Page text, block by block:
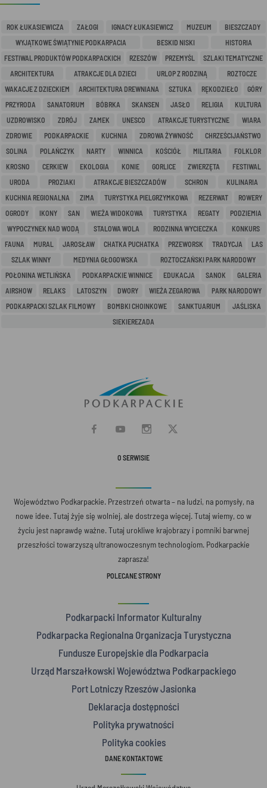
ROK ŁUKASIEWICZA ZAŁOGI IGNACY ŁUKASIEWICZ MUZEUM
BIESZCZADY
WYJĄTKOWE ŚWIĄTYNIE PODKARPACIA
BESKID NISKI
HISTORIA
FESTIWAL PRODUKTÓW PODKARPACKICH
RZESZÓW PRZEMYŚL
SZLAKI TEMATYCZNE
ARCHITEKTURA
ATRAKCJE DLA DZIECI URLOP Z RODZINĄ
ROZTOCZE
WAKACJE Z DZIECKIEM
ARCHITEKTURA DREWNIANA SZTUKA RĘKODZIEŁO
GÓRY
PRZYRODA
SANATORIUM BÓBRKA SKANSEN JASŁO RELIGIA
KULTURA
UZDROWISKO
ZDRÓJ ZAMEK UNESCO ATRAKCJE TURYSTYCZNE
WIARA
ZDROWIE
PODKARPACKIE KUCHNIA ZDROWA ŻYWNOŚĆ
CHRZEŚCIJAŃSTWO
SOLINA
POLAŃCZYK NARTY WINNICA KOŚCIÓŁ MILITARIA
FOLKLOR
KROSNO
CERKIEW EKOLOGIA KONIE GORLICE ZWIERZĘTA
FESTIWAL
URODA
PROZIAKI ATRAKCJE BIESZCZADÓW SCHRON
KULINARIA
KUCHNIA REGIONALNA
ZIMA TURYSTYKA PIELGRZYMKOWA REZERWAT
ROWERY
OGRODY
IKONY SAN WIEŻA WIDOKOWA TURYSTYKA REGATY
PODZIEMIA
WYPOCZYNEK NAD WODĄ
STALOWA WOLA RODZINNA WYCIECZKA
KONKURS
FAUNA
MURAL JAROSŁAW CHATKA PUCHATKA PRZEWORSK TRADYCJA
LAS
SZLAK WINNY
MEDYNIA GŁOGOWSKA
ROZTOCZAŃSKI PARK NARODOWY
POŁONINA WETLIŃSKA
PODKARPACKIE WINNICE EDUKACJA SANOK
GALERIA
AIRSHOW
RELAKS LATOSZYN DWORY WIEŻA ZEGAROWA
PARK NARODOWY
PODKARPACKI SZLAK FILMOWY
BOMBKI CHOINKOWE SANKTUARIUM
JAŚLISKA
SIEKIEREZADA
O SERWISIE
Województwo Podkarpackie. Przestrzeń otwarta – na ludzi, na pomysły, na
nowe idee. Tutaj żyje się wolniej, ale dostrzega więcej. Tutaj wiemy, co w
życiu jest naprawdę ważne. Tutaj urokliwe krajobrazy i pomniki barwnej
przeszłości towarzyszą ultranowoczesnym technologiom. Podkarpackie
zaprasza!
POLECANE STRONY
Podkarpacki Informator Kulturalny
Podkarpacka Regionalna Organizacja Turystyczna
Fundusze Europejskie dla Podkarpacia
Urząd Marszałkowski Województwa Podkarpackiego
Port Lotniczy Rzeszów Jasionka
Deklaracja dostępności
Polityka prywatności
Polityka cookies
DANE KONTAKTOWE